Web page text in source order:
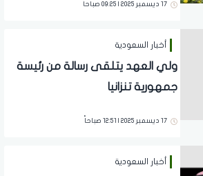
17 ديسمبر 2025 | 09:25 صباحاً
أخبار السعودية
ولي العهد يتلقى رسالة من رئيسة
جمهورية تنزانيا
17 ديسمبر 2025 | 12:51 صباحاً
أخبار السعودية